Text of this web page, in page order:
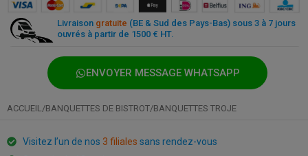
Livraison gratuite (BE & Sud des Pays-Bas) sous 3 à 7 jours
ouvrés à partir de 1500 € HT.
ENVOYER MESSAGE WHATSAPP
ACCUEIL/BANQUETTES DE BISTROT/BANQUETTES TROJE
Visitez l’un de nos 3 filiales sans rendez-vous